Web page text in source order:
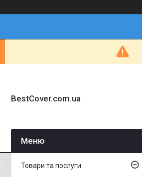
BestCover.com.ua
Товари та послуги